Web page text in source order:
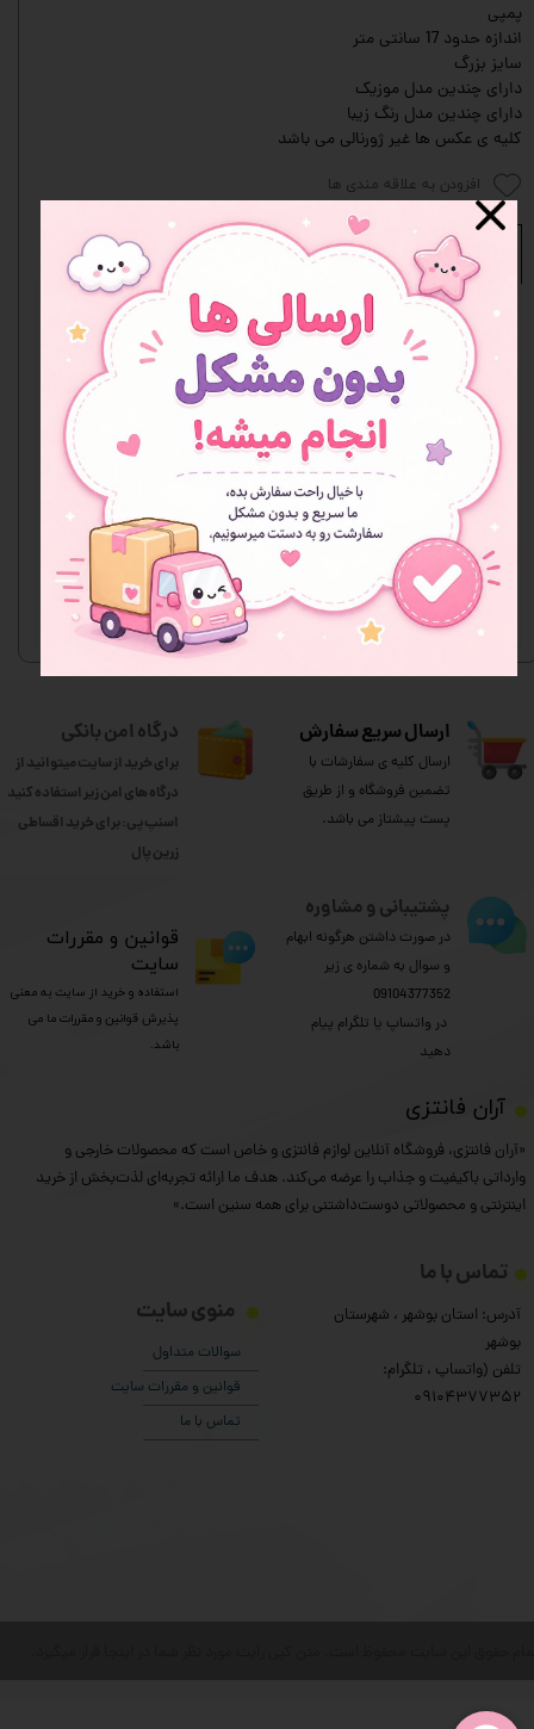
پمپی
اندازه حدود 17 سانتی متر
سایز بزرگ
دارای چندین مدل موزیک
دارای چندین مدل رنگ زیبا
کلیه ی عکس ها غیر ژورنالی می باشد
افزودن به علاقه مندی ها
نظرات
هنوز نظری ثبت نشده
اولین نفری باشید که نظر می‌دهید
ثبت نظر
ارسال سریع سفارش
ارسال کلیه ی سفارشات با
تضمین فروشگاه و از طریق
پست پیشتاز می باشد.
​آران فانتزی
«آران فانتزی، فروشگاه آنلاین لوازم فانتزی و خاص است که محصولات خارجی و
وارداتی باکیفیت و جذاب را عرضه می‌کند. هدف ما ارائه تجربه‌ای لذت‌بخش از خرید
اینترنتی و محصولاتی دوست‌داشتنی برای همه سنین است.»
منوی سایت
سوالات متداول
قوانین و مقررات سایت
تماس با ما
تماس با ما
آدرس: استان بوشهر ، شهرستان
بوشهر
تلفن (واتساپ ، تلگرام:
۰9104377352
درگاه امن بانکی
برای خرید از سایت میتوانید از
درگاه های امن زیر استفاده کنید
اسنپ پی: برای خرید اقساطی
​​​​​​​زرین پال
پشتیبانی و مشاوره
در صورت داشتن هرگونه ابهام
و سوال به شماره ی زیر
09104377352
​​​​​​​ در واتساپ یا تلگرام پیام
دهید
​قوانین و مقررات
سایت
استفاده و خرید از سایت به معنی
پذیرش قوانین و مقررات ما می
باشد.